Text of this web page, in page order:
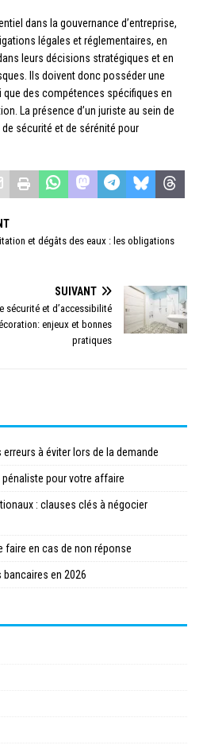
dans la gouvernance d’entreprise,
légales et réglementaires, en
leurs décisions stratégiques et en
Ils doivent donc posséder une
des compétences spécifiques en
La présence d’un juriste au sein de
sécurité et de sérénité pour
et dégâts des eaux : les obligations
SUIVANT
sécurité et d’accessibilité
enjeux et bonnes
pratiques
à éviter lors de la demande
pour votre affaire
: clauses clés à négocier
faire en cas de non réponse
en 2026